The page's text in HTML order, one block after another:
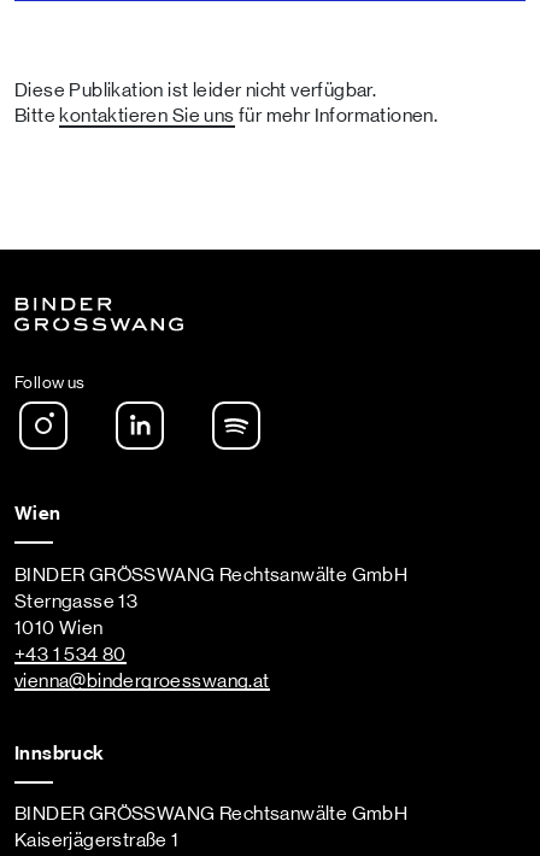
Diese Publikation ist leider nicht verfügbar.
Bitte kontaktieren Sie uns für mehr Informationen.
Follow us
Instagram LinkedIn
Wien
BINDER GRÖSSWANG Rechtsanwälte GmbH
Sterngasse 13
1010 Wien
+43 1 534 80
vienna@bindergroesswang.at
Innsbruck
BINDER GRÖSSWANG Rechtsanwälte GmbH
Kaiserjägerstraße 1